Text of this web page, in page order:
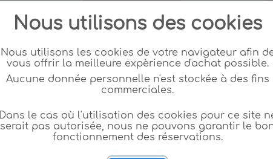
Nous utilisons des cookies
Nous utilisons les cookies de votre navigateur afin
vous offrir la meilleure expèrience d'achat possible.
Aucune donnée personnelle n'est stockée à des fins
commerciales.
Dans le cas où l'utilisation des cookies pour ce site
serait pas autorisée, nous ne pouvons garantir le
fonctionnement des réservations.